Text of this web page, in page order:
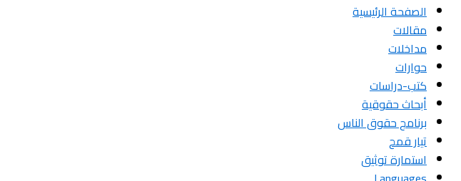
الصفحة الرئيسية
مقالات
مداخلات
حوارات
كتب-دراسات
أبحاث حقوقية
برنامج حقوق الناس
تيار قمح
استمارة توثيق